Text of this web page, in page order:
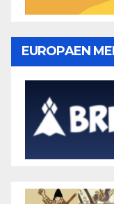
EUROPAEN